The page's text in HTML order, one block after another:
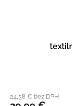
24,38 € bez DPH